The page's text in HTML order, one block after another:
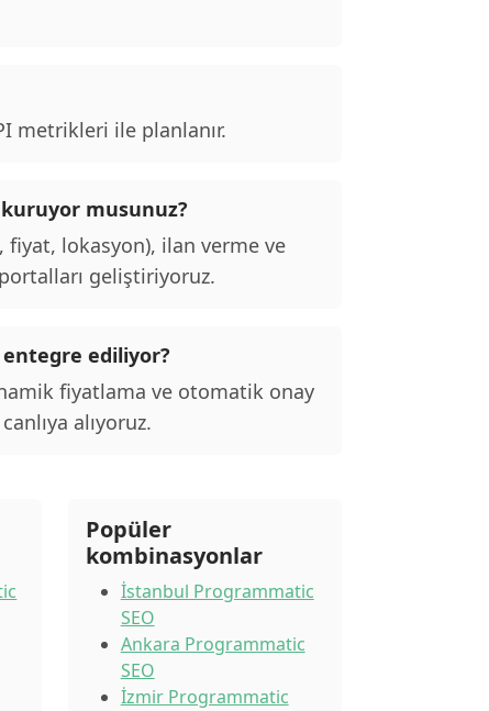
metrikleri ile planlanır.
musunuz?
lokasyon), ilan verme ve
geliştiriyoruz.
ediliyor?
fiyatlama ve otomatik onay
alıyoruz.
Popüler
kombinasyonlar
İstanbul Programmatic
SEO
Ankara Programmatic
SEO
İzmir Programmatic